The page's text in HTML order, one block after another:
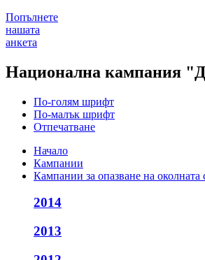
Попълнете
нашата
анкета
Национална кампания
По-голям шрифт
По-малък шрифт
Отпечатване
Начало
Кампании
Кампании за опазване на околната
2014
2013